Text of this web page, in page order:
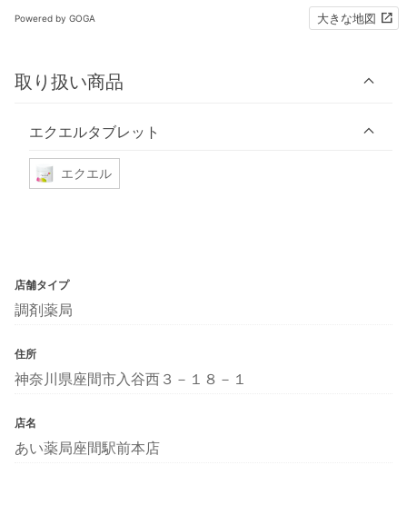
Powered by GOGA 大きな地図
取り扱い商品
エクエルタブレット
エクエル
店舗タイプ
調剤薬局
住所
神奈川県座間市入谷西３－１８－１
店名
あい薬局座間駅前本店